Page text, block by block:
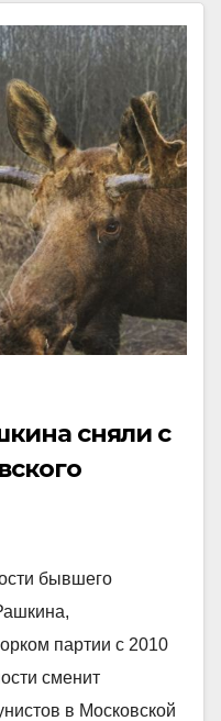
сняли с
бывшего
партии с 2010
сменит
в Московской